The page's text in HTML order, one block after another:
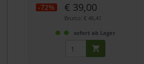
-72% € 39,00
Brutto: € 46,41
sofort ab Lager